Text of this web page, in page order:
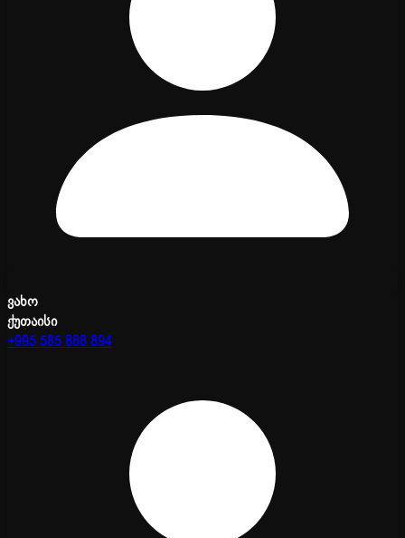
ვახო
ქუთაისი
+995 585 888 894